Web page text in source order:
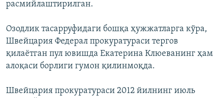
расмийлаштирилган.
Озодлик тасарруфидаги бошқа ҳужжатларга кўра,
Швейцария Федерал прокуратураси тергов
қилаётган пул ювишда Екатерина Клюеванинг ҳам
алоқаси борлиги гумон қилинмоқда.
Швейцария прокуратураси 2012 йилнинг июль